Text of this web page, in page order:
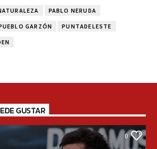
PABLO NERUDA
GARZÓN PUNTADELESTE
GUSTAR
0